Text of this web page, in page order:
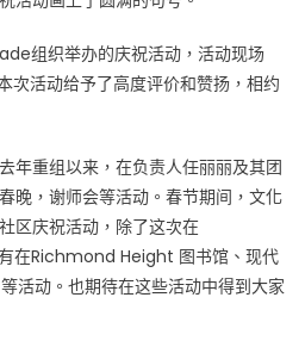
组织举办的庆祝活动，活动现场
活动给予了高度评价和赞扬，相约
年重组以来，在负责人任丽丽及其团
晚，谢师会等活动。春节期间，文化
区庆祝活动，除了这次在
在Richmond Height 图书馆、现代
动。也期待在这些活动中得到大家